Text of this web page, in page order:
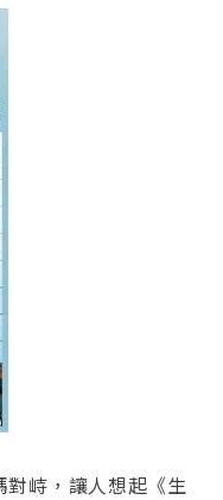
對峙，讓人想起《生